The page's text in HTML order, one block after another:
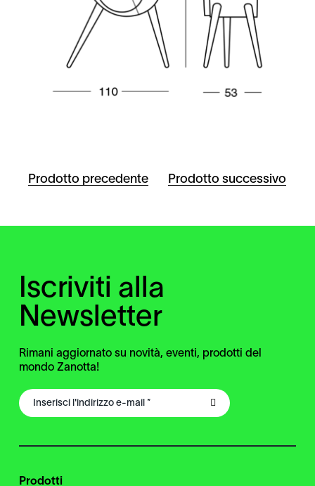
Prodotto precedente Prodotto successivo
Iscriviti alla
Newsletter
Rimani aggiornato su novità, eventi, prodotti del
mondo Zanotta!
Prodotti